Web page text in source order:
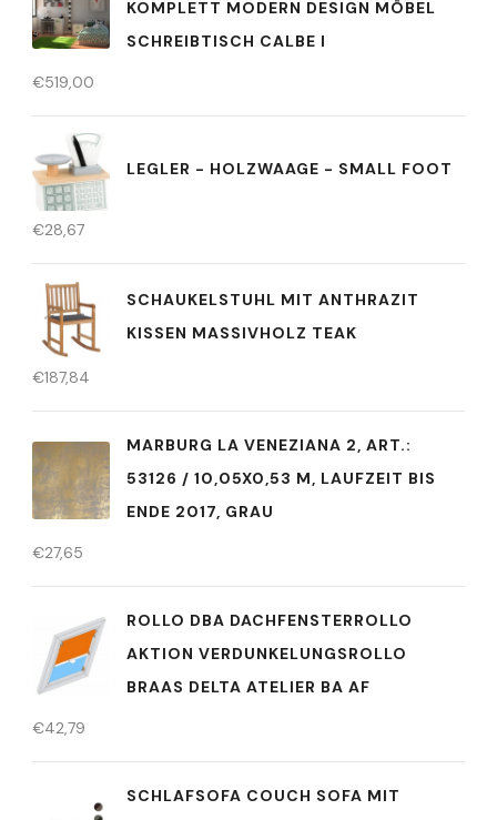
KOMPLETT MODERN DESIGN MÖBEL
SCHREIBTISCH CALBE I
€519,00
LEGLER - HOLZWAAGE - SMALL FOOT
€28,67
SCHAUKELSTUHL MIT ANTHRAZIT
KISSEN MASSIVHOLZ TEAK
€187,84
MARBURG LA VENEZIANA 2, ART.:
53126 / 10,05X0,53 M, LAUFZEIT BIS
ENDE 2017, GRAU
€27,65
ROLLO DBA DACHFENSTERROLLO
AKTION VERDUNKELUNGSROLLO
BRAAS DELTA ATELIER BA AF
€42,79
SCHLAFSOFA COUCH SOFA MIT